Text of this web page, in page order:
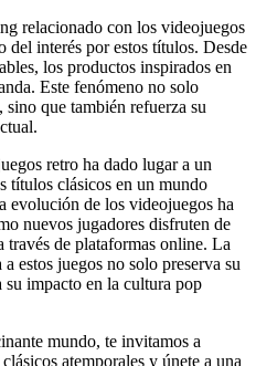
relacionado con los videojuegos
del interés por estos títulos. Desde
los productos inspirados en
Este fenómeno no solo
que también refuerza su
retro ha dado lugar a un
títulos clásicos en un mundo
evolución de los videojuegos ha
nuevos jugadores disfruten de
través de plataformas online. La
estos juegos no solo preserva su
impacto en la cultura pop
mundo, te invitamos a
atemporales y únete a una